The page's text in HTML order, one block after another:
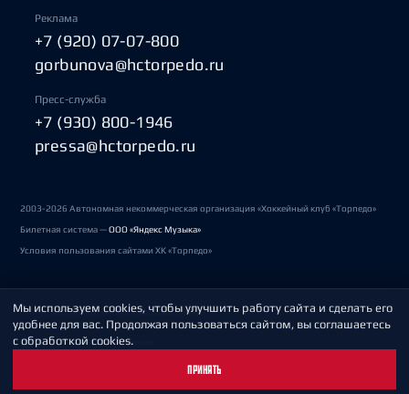
Реклама
+7 (920) 07-07-800
gorbunova@hctorpedo.ru
Пресс-служба
+7 (930) 800-1946
pressa@hctorpedo.ru
2003-2026 Автономная некоммерческая организация «Хоккейный клуб «Торпедо»
Билетная система —ООО «Яндекс Музыка»
Условия пользования сайтами ХК «Торпедо»
Политика обработки персональных данных
Пользовательское соглашение
Мы используем cookies, чтобы улучшить работу сайта и сделать его
удобнее для вас. Продолжая пользоваться сайтом, вы соглашаетесь
с обработкой cookies.
ПРИНЯТЬ